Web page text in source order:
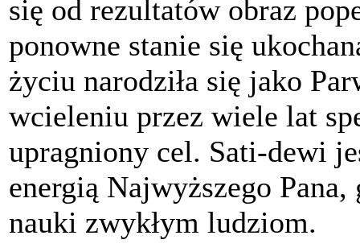
się od rezultatów obraz
ponowne stanie się
życiu narodziła się jako
wcieleniu przez wiele lat
upragniony cel. Sati-dewi
energią Najwyższego
nauki zwykłym ludziom.